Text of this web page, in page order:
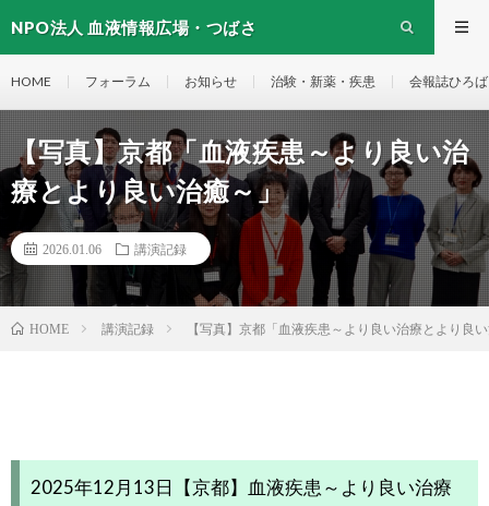
NPO法人 血液情報広場・つばさ
HOME フォーラム お知らせ 治験・新薬・疾患 会報誌ひろば
【写真】京都「血液疾患～より良い治
療とより良い治癒～」
2026.01.06 講演記録
HOME 講演記録 【写真】京都「血液疾患～より良い治療とより良
2025年12月13日【京都】血液疾患～より良い治療